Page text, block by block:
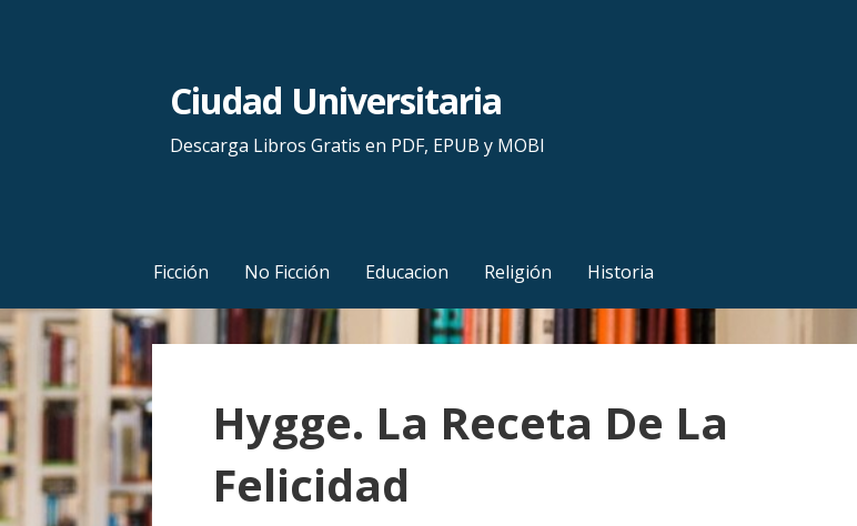
n
t
e
n
i
d
o
Ciudad Universitaria
Descarga Libros Gratis en PDF, EPUB y MOBI
Ficción No Ficción Educacion Religión Historia
Hygge. La Receta De La
Felicidad